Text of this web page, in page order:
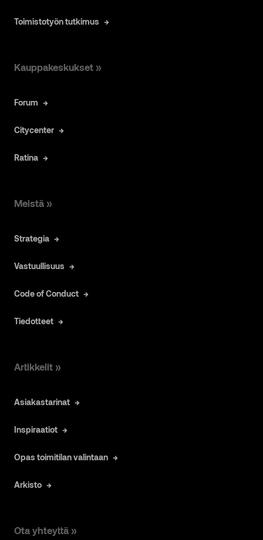
Toimistotyön tutkimus
Kauppakeskukset »
Forum
Citycenter
Ratina
Meistä »
Strategia
Vastuullisuus
Code of Conduct
Tiedotteet
Artikkelit »
Asiakastarinat
Inspiraatiot
Opas toimitilan valintaan
Arkisto
Ota yhteyttä »